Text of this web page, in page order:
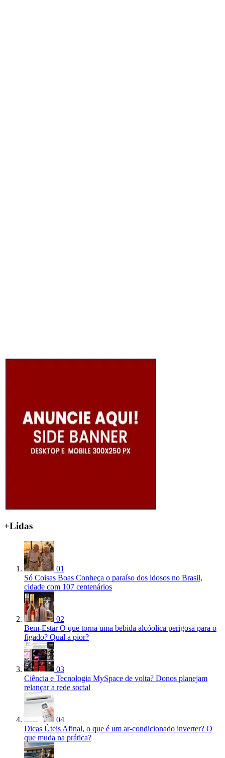
+Lidas
01
Só Coisas Boas Conheça o paraíso dos idosos no Brasil,
cidade com 107 centenários
02
Bem-Estar O que torna uma bebida alcóolica perigosa para o
fígado? Qual a pior?
03
Ciência e Tecnologia MySpace de volta? Donos planejam
relançar a rede social
04
Dicas Úteis Afinal, o que é um ar-condicionado inverter? O
que muda na prática?